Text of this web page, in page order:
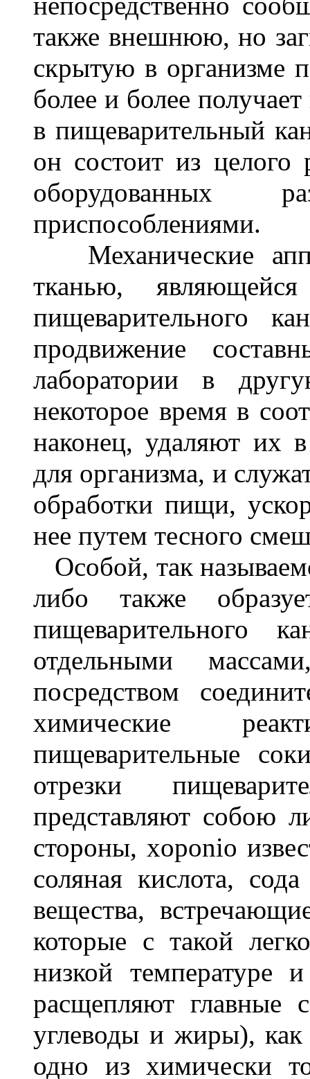
также внешнюю, но
скрытую в организме
более и более
в пищеварительный
он состоит из целого
оборудованных
приспособлениями.
Механические
тканью,
пищеварительного
продвижение
лаборатории в
некоторое время в
наконец, удаляют их
для организма, и
обработки пищи,
нее путем тесного
Особой, так
либо также
пищеварительного
отдельными
посредством
химические
пищеварительные
отрезки
представляют собою
стороны, xoponio
соляная кислота,
вещества,
которые с такой
низкой температуре
расщепляют главные
углеводы и жиры), как
одно из химически